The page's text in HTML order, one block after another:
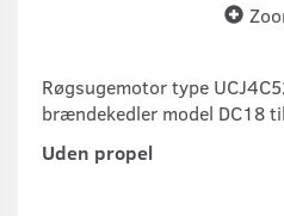
Røgsugemotor type
brændekedler model DC18
Uden propel